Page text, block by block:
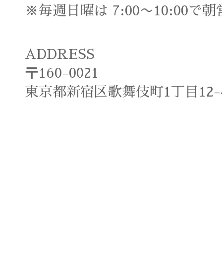
※毎週日曜は 7:00〜10:00で朝
ADDRESS
〒160-0021
東京都新宿区歌舞伎町1丁目